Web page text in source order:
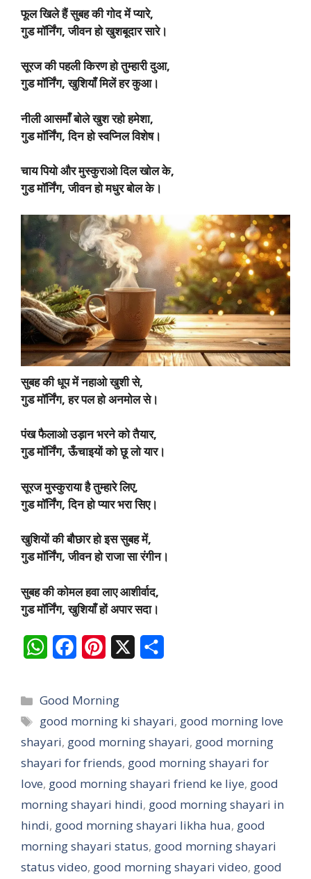
फूल खिले हैं सुबह की गोद में प्यारे,
गुड मॉर्निंग, जीवन हो खुशबूदार सारे।
सूरज की पहली किरण हो तुम्हारी दुआ,
गुड मॉर्निंग, खुशियाँ मिलें हर कुआ।
नीली आसमाँ बोले खुश रहो हमेशा,
गुड मॉर्निंग, दिन हो स्वप्निल विशेष।
चाय पियो और मुस्कुराओ दिल खोल के,
गुड मॉर्निंग, जीवन हो मधुर बोल के।
सुबह की धूप में नहाओ खुशी से,
गुड मॉर्निंग, हर पल हो अनमोल से।
पंख फैलाओ उड़ान भरने को तैयार,
गुड मॉर्निंग, ऊँचाइयों को छू लो यार।
सूरज मुस्कुराया है तुम्हारे लिए,
गुड मॉर्निंग, दिन हो प्यार भरा सिए।
खुशियों की बौछार हो इस सुबह में,
गुड मॉर्निंग, जीवन हो राजा सा रंगीन।
सुबह की कोमल हवा लाए आशीर्वाद,
गुड मॉर्निंग, खुशियाँ हों अपार सदा।
W
a
t
s
A
p
p
c
e
b
o
o
k
n
t
e
r
e
s
r
e
Categories
Good Morning
Tags
good morning ki shayari, good morning love
shayari, good morning shayari, good morning
shayari for friends, good morning shayari for
love, good morning shayari friend ke liye, good
morning shayari hindi, good morning shayari in
hindi, good morning shayari likha hua, good
morning shayari status, good morning shayari
status video, good morning shayari video, good